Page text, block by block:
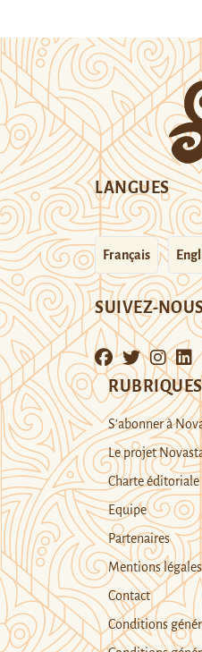
LANGUES
Français
SUIVEZ-
RUBRIQUES
S’abonner à
Le projet
Charte éditoriale
Equipe
Partenaires
Mentions légales
Contact
Conditions